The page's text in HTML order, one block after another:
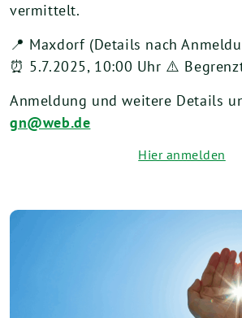
vermittelt.
📍 Maxdorf (Details nach
⏰ 5.7.2025, 10:00 Uhr ⚠️
Anmeldung und weitere Details
gn@web.de
Hier anmelden